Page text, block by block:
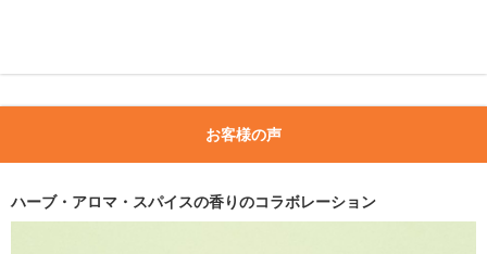
お客様の声
ハーブ・アロマ・スパイスの香りのコラボレーション